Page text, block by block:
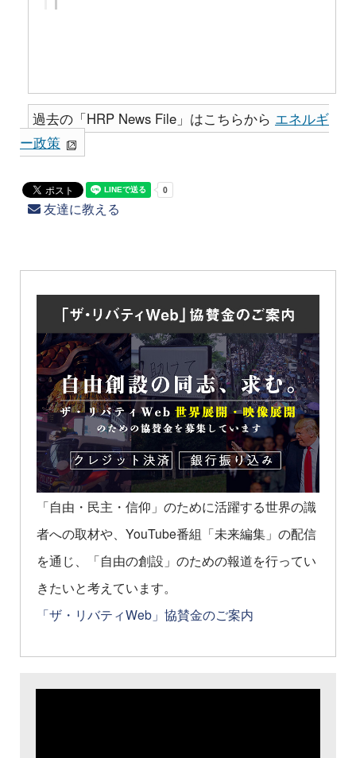
過去の「HRP News File」はこちらから エネルギ
ー政策
友達に教える
「自由・民主・信仰」のために活躍する世界の識
者への取材や、YouTube番組「未来編集」の配信
を通じ、「自由の創設」のための報道を行ってい
きたいと考えています。
「ザ・リバティWeb」協賛金のご案内